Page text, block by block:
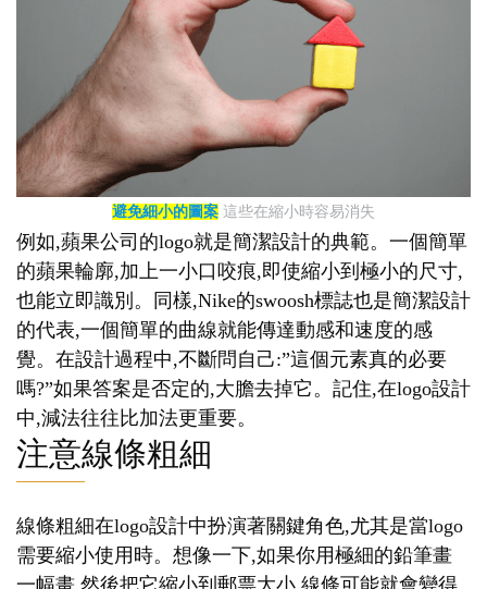
避免細小的圖案 這些在縮小時容易消失
例如,蘋果公司的logo就是簡潔設計的典範。一個簡單
的蘋果輪廓,加上一小口咬痕,即使縮小到極小的尺寸,
也能立即識別。同樣,Nike的swoosh標誌也是簡潔設計
的代表,一個簡單的曲線就能傳達動感和速度的感
覺。在設計過程中,不斷問自己:”這個元素真的必要
嗎?”如果答案是否定的,大膽去掉它。記住,在logo設計
中,減法往往比加法更重要。
注意線條粗細
線條粗細在logo設計中扮演著關鍵角色,尤其是當logo
需要縮小使用時。想像一下,如果你用極細的鉛筆畫